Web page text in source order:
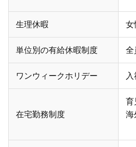
生理休暇 女
単位別の有給休暇制度 全
ワンウィークホリデー
在宅勤務制度
育
海